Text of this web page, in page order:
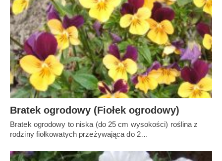
Bratek ogrodowy (Fiołek ogrodowy)
Bratek ogrodowy to niska (do 25 cm wysokości) roślina z
rodziny fiołkowatych przeżywająca do 2…